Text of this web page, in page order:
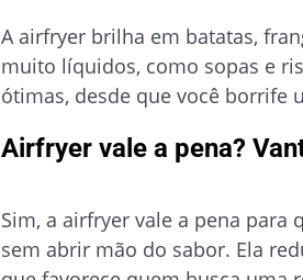
A airfryer brilha em batatas,
muito líquidos, como sopas e
ótimas, desde que você borrife
Airfryer vale a pena?
Sim, a airfryer vale a pena
sem abrir mão do sabor. Ela